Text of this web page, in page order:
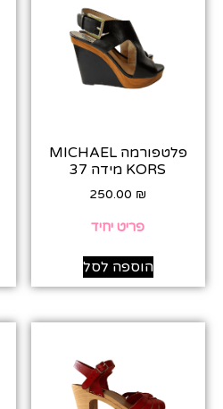
פלטפורמה MICHAEL
KORS מידה 37
250.00 ₪
פריט יחיד
הוספה לסל